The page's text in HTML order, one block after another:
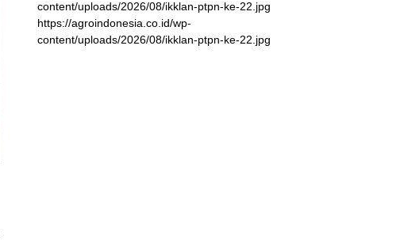
content/uploads/2026/08/ikklan-ptpn-ke-22.jpg
https://agroindonesia.co.id/wp-
content/uploads/2026/08/ikklan-ptpn-ke-22.jpg